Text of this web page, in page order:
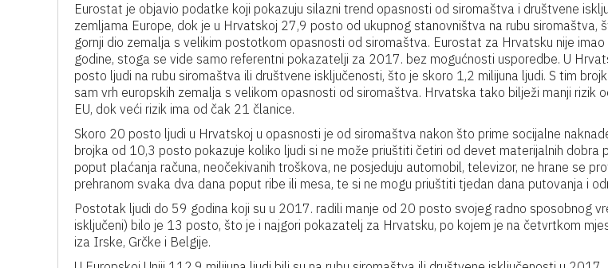
Eurostat je objavio podatke koji pokazuju silazni trend opasnosti od siromaštva i društvene
zemljama Europe, dok je u Hrvatskoj 27,9 posto od ukupnog stanovništva na rubu siromaštva,
gornji dio zemalja s velikim postotkom opasnosti od siromaštva. Eurostat za Hrvatsku nije
godine, stoga se vide samo referentni pokazatelji za 2017. bez mogućnosti usporedbe. U
posto ljudi na rubu siromaštva ili društvene isključenosti, što je skoro 1,2 milijuna ljudi. S tim
sam vrh europskih zemalja s velikom opasnosti od siromaštva. Hrvatska tako bilježi manji rizik
EU, dok veći rizik ima od čak 21 članice.
Skoro 20 posto ljudi u Hrvatskoj u opasnosti je od siromaštva nakon što prime socijalne
brojka od 10,3 posto pokazuje koliko ljudi si ne može priuštiti četiri od devet materijalnih dobra
poput plaćanja računa, neočekivanih troškova, ne posjeduju automobil, televizor, ne hrane se
prehranom svaka dva dana poput ribe ili mesa, te si ne mogu priuštiti tjedan dana putovanja i
Postotak ljudi do 59 godina koji su u 2017. radili manje od 20 posto svojeg radno sposobnog
isključeni) bilo je 13 posto, što je i najgori pokazatelj za Hrvatsku, po kojem je na četvrtkom
iza Irske, Grčke i Belgije.